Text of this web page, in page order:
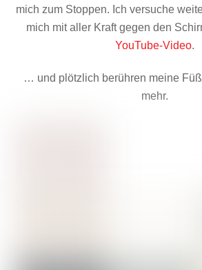
mich zum Stoppen. Ich versuche
mich mit aller Kraft gegen den
YouTube-Video.
… und plötzlich berühren meine
mehr.